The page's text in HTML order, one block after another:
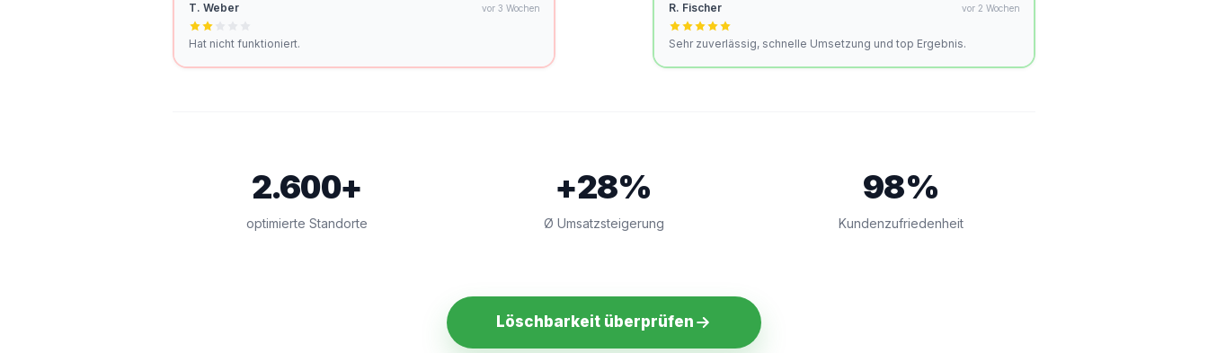
T. Weber
vor 3 Wochen
Hat nicht funktioniert.
R. Fischer
vor 2 Wochen
Sehr zuverlässig, schnelle Umsetzung und top Ergebnis.
2.600+
optimierte Standorte
+28%
Ø Umsatzsteigerung
98%
Kundenzufriedenheit
Löschbarkeit überprüfen